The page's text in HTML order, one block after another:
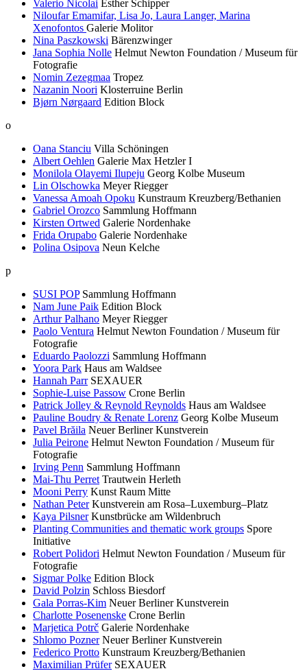
Valerio Nicolai Esther Schipper
Niloufar Emamifar, Lisa Jo, Laura Langer, Marina
Xenofontos Galerie Molitor
Nina Paszkowski Bärenzwinger
Jana Sophia Nolle Helmut Newton Foundation / Museum für
Fotografie
Nomin Zezegmaa Tropez
Nazanin Noori Klosterruine Berlin
Bjørn Nørgaard Edition Block
o
Oana Stanciu Villa Schöningen
Albert Oehlen Galerie Max Hetzler I
Monilola Olayemi Ilupeju Georg Kolbe Museum
Lin Olschowka Meyer Riegger
Vanessa Amoah Opoku Kunstraum Kreuzberg/Bethanien
Gabriel Orozco Sammlung Hoffmann
Kirsten Ortwed Galerie Nordenhake
Frida Orupabo Galerie Nordenhake
Polina Osipova Neun Kelche
p
SUSI POP Sammlung Hoffmann
Nam June Paik Edition Block
Arthur Palhano Meyer Riegger
Paolo Ventura Helmut Newton Foundation / Museum für
Fotografie
Eduardo Paolozzi Sammlung Hoffmann
Yoora Park Haus am Waldsee
Hannah Parr SEXAUER
Sophie-Luise Passow Crone Berlin
Patrick Jolley & Reynold Reynolds Haus am Waldsee
Pauline Boudry & Renate Lorenz Georg Kolbe Museum
Pavel Brăila Neuer Berliner Kunstverein
Julia Peirone Helmut Newton Foundation / Museum für
Fotografie
Irving Penn Sammlung Hoffmann
Mai-Thu Perret Trautwein Herleth
Mooni Perry Kunst Raum Mitte
Nathan Peter Kunstverein am Rosa–Luxemburg–Platz
Kaya Pilsner Kunstbrücke am Wildenbruch
Planting Communities and thematic work groups Spore
Initiative
Robert Polidori Helmut Newton Foundation / Museum für
Fotografie
Sigmar Polke Edition Block
David Polzin Schloss Biesdorf
Gala Porras-Kim Neuer Berliner Kunstverein
Charlotte Posenenske Crone Berlin
Marjetica Potrč Galerie Nordenhake
Shlomo Pozner Neuer Berliner Kunstverein
Federico Protto Kunstraum Kreuzberg/Bethanien
Maximilian Prüfer SEXAUER